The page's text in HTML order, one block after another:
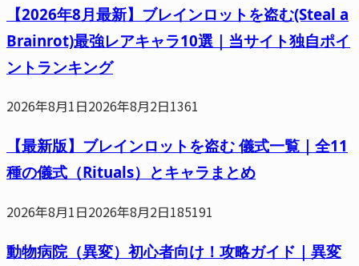
【2026年8月最新】ブレインロットを盗む(Steal a
Brainrot)最強レアキャラ10選｜当サイト独自ポイ
ントランキング
2026年8月1日2026年8月2日1361
【最新版】ブレインロットを盗む 儀式一覧｜全11
種の儀式（Rituals）とキャラまとめ
2026年8月1日2026年8月2日185191
動物病院（異変）初心者向け！攻略ガイド｜異変